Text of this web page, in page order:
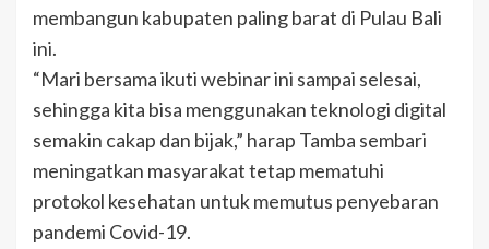
membangun kabupaten paling barat di Pulau Bali
ini.
“Mari bersama ikuti webinar ini sampai selesai,
sehingga kita bisa menggunakan teknologi digital
semakin cakap dan bijak,” harap Tamba sembari
meningatkan masyarakat tetap mematuhi
protokol kesehatan untuk memutus penyebaran
pandemi Covid-19.